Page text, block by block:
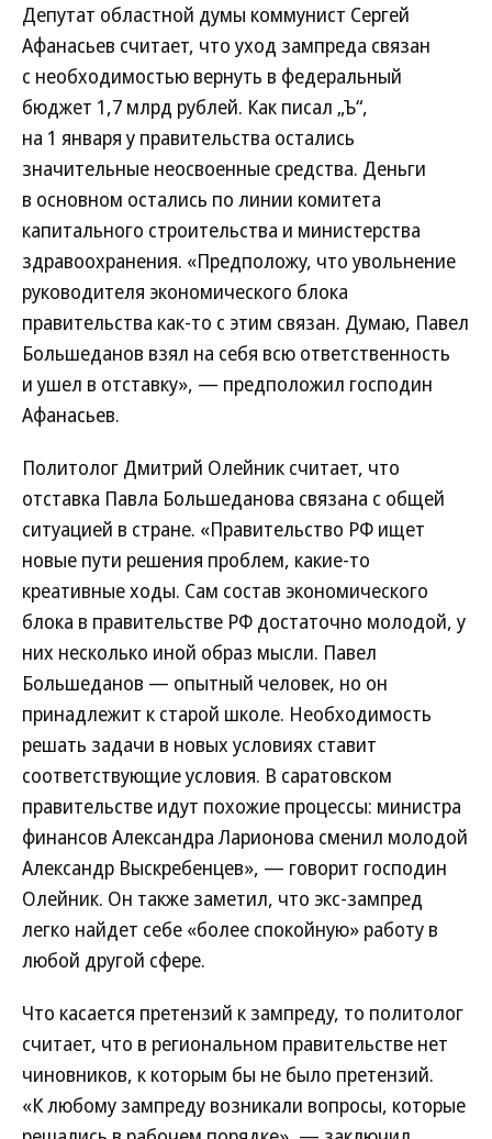
Депутат областной думы коммунист Сергей
Афанасьев считает, что уход зампреда связан
с необходимостью вернуть в федеральный
бюджет 1,7 млрд рублей. Как писал „Ъ“,
на 1 января у правительства остались
значительные неосвоенные средства. Деньги
в основном остались по линии комитета
капитального строительства и министерства
здравоохранения. «Предположу, что увольнение
руководителя экономического блока
правительства как-то с этим связан. Думаю, Павел
Большеданов взял на себя всю ответственность
и ушел в отставку», — предположил господин
Афанасьев.
Политолог Дмитрий Олейник считает, что
отставка Павла Большеданова связана с общей
ситуацией в стране. «Правительство РФ ищет
новые пути решения проблем, какие-то
креативные ходы. Сам состав экономического
блока в правительстве РФ достаточно молодой, у
них несколько иной образ мысли. Павел
Большеданов — опытный человек, но он
принадлежит к старой школе. Необходимость
решать задачи в новых условиях ставит
соответствующие условия. В саратовском
правительстве идут похожие процессы: министра
финансов Александра Ларионова сменил молодой
Александр Выскребенцев», — говорит господин
Олейник. Он также заметил, что экс-зампред
легко найдет себе «более спокойную» работу в
любой другой сфере.
Что касается претензий к зампреду, то политолог
считает, что в региональном правительстве нет
чиновников, к которым бы не было претензий.
«К любому зампреду возникали вопросы, которые